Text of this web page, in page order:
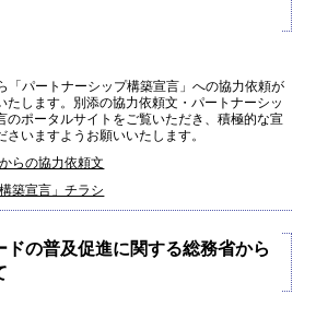
「パートナーシップ構築宣言」への協力依頼が
たします。別添の協力依頼文・パートナーシッ
のポータルサイトをご覧いただき、積極的な宣
いますようお願いいたします。
らの協力依頼文
築宣言」チラシ
ドの普及促進に関する総務省から